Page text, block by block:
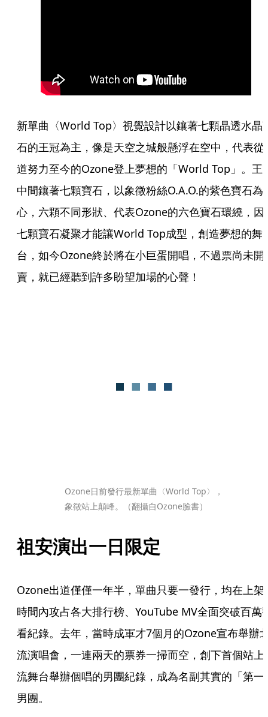
新單曲〈World Top〉視覺設計以鑲著七顆晶透水晶
石的王冠為主，像是天空之城般懸浮在空中，代表從
道努力至今的Ozone登上夢想的「World Top」。王
中間鑲著七顆寶石，以象徵粉絲O.A.O.的紫色寶石為
心，六顆不同形狀、代表Ozone的六色寶石環繞，因
七顆寶石凝聚才能讓World Top成型，創造夢想的舞
台，如今Ozone終於將在小巨蛋開唱，不過票尚未開
賣，就已經聽到許多盼望加場的心聲！
Ozone日前發行最新單曲〈World Top〉，
象徵站上顛峰。（翻攝自Ozone臉書）
祖安演出一日限定
Ozone出道僅僅一年半，單曲只要一發行，均在上架
時間內攻占各大排行榜、YouTube MV全面突破百萬
看紀錄。去年，當時成軍才7個月的Ozone宣布舉辦
流演唱會，一連兩天的票券一掃而空，創下首個站上
流舞台舉辦個唱的男團紀錄，成為名副其實的「第一
男團。